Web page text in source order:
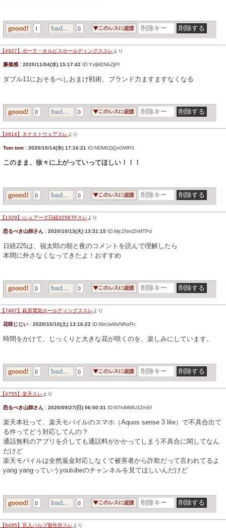
1 0
【4927】ポーラ・オルビスホールディングススレ より
廉価感 : 2020/11/04(水) 15:17:42 ID:YzljM2NhZjPf
ダブル11におそるべしおまけ戦術、ブランド力ますますなくなる
0 0
【4814】ネクストウェアスレ より
Tom tom : 2020/10/14(水) 17:16:21 ID:NDM0ZjQxOWP0
このまま、徐々に上がっていってほしい！！！
0 0
【1329】iシェアーズ日経225ETFスレ より
恐るべき山師さん : 2020/10/13(火) 13:31:15 ID:Mjc2NmZhMTPd
日経225は、福太郎の朝と夜のコメントを読んで理解したら
本間に外さなくなってきたよ！おすすめ
0 0
【7467】萩原電気ホールディングススレ より
花咲じじい : 2020/10/10(土) 13:16:22 ID:MzUwMzNlNzPc
時間をかけて、じっくりと大きな花が咲くのを、楽しみにしています。
0 0
【4755】楽天スレ より
恐るべき山師さん : 2020/09/27(日) 06:00:31 ID:NThlMWU3ZmSf
楽天本社って、楽天モバイルのスマホ（Aquos sense 3 lite）で不具合出て
る件ってどう対応してんの？
通話無料のアプリを介しても通話料がかかってしまう不具合に関してなん
だけど
楽天モバイルは全然返金対応しなくて被害者から詐欺だって言われてるよ
yang yangっていうyoutubeのチャンネルを見てほしいんだけど
0 0
【6495】宮入バルブ製作所スレ より